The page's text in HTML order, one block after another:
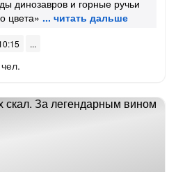
динозавров и горные ручьи
цвета»